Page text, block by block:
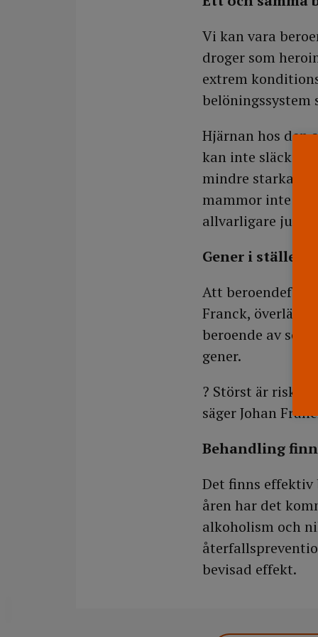
Vi kan vara
droger som
extrem
belöningssystem
Hjärnan hos den
kan inte släckas,
mindre starka,
mammor inte
allvarligare ju
Gener i stället
Att
Franck,
beroende av
gener.
? Störst är
säger Johan
Behandling
Det finns
åren har det
alkoholism och
bevisad effekt.